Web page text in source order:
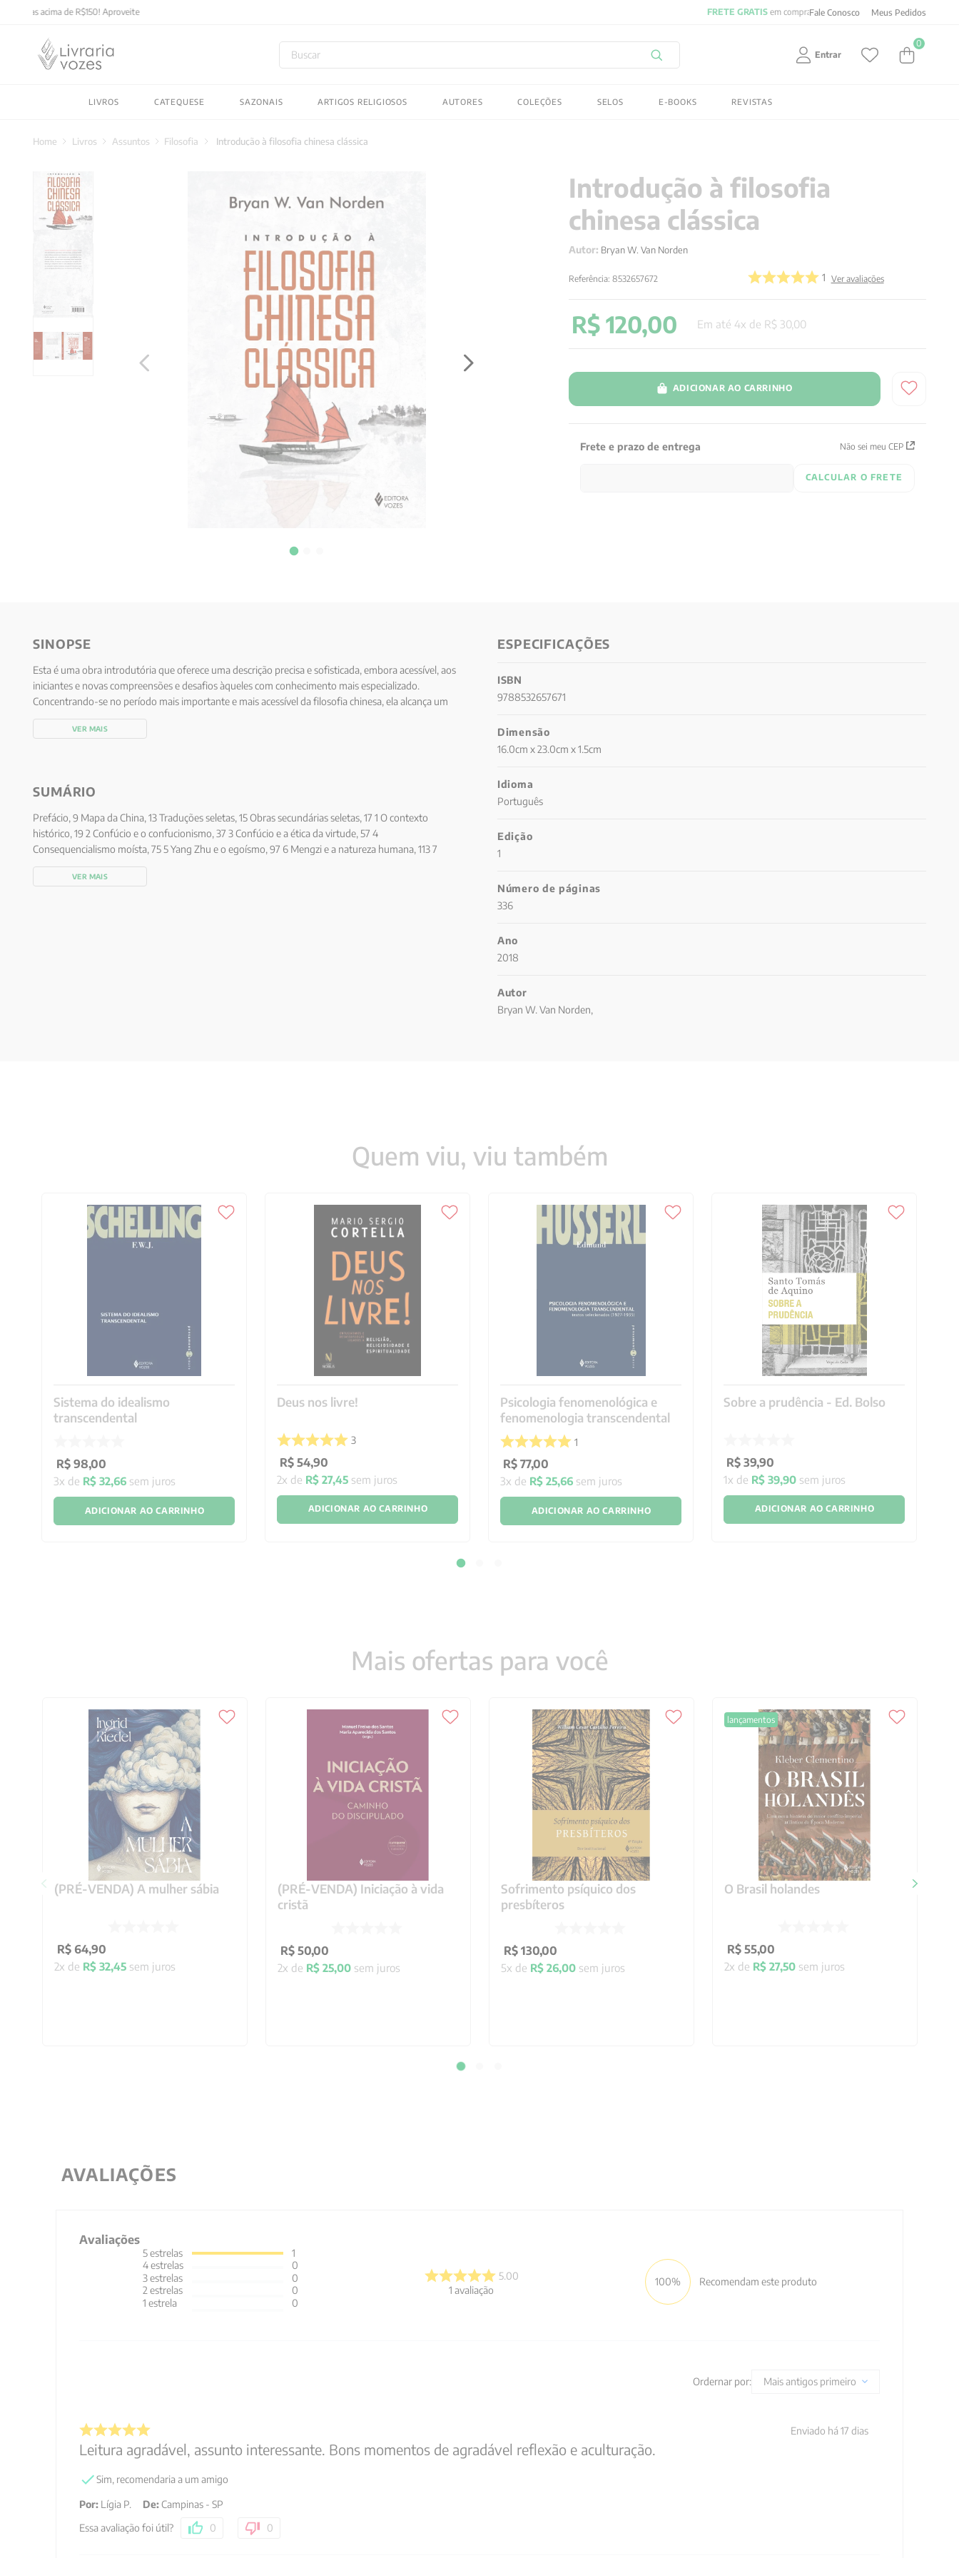
Fale Conosco Meus Pedidos
Buscar
Entrar
0
LIVROS CATEQUESE SAZONAIS ARTIGOS RELIGIOSOS AUTORES COLEÇÕES SELOS E-BOOKS REVISTAS
Livros Assuntos Filosofia Introdução à filosofia chinesa clássica
Introdução à filosofia
chinesa clássica
Autor: Bryan W. Van Norden
Referência:8532657672 1 Ver avaliações
R$ 120,00 Em até 4x de R$ 30,00
ADICIONAR AO CARRINHO
Frete e prazo de entrega Não sei meu CEP
CALCULAR O FRETE
SINOPSE
Esta é uma obra introdutória que oferece uma descrição precisa e sofisticada, embora acessível, aos
iniciantes e novas compreensões e desafios àqueles com conhecimento mais especializado.
Concentrando-se no período mais importante e mais acessível da filosofia chinesa, ela alcança um
conjunto rico de opções filosóficas que competem entre si. Com admirável autoconsciência,
apresenta também tentativas ousadas de relacionar essas opções às figuras filosóficas e aos
VER MAIS
SUMÁRIO
Prefácio, 9 Mapa da China, 13 Traduções seletas, 15 Obras secundárias seletas, 17 1 O contexto
histórico, 19 2 Confúcio e o confucionismo, 37 3 Confúcio e a ética da virtude, 57 4
Consequencialismo moísta, 75 5 Yang Zhu e o egoísmo, 97 6 Mengzi e a natureza humana, 113 7
Linguagem e paradoxo na “Escola dos nomes”, 135 8 O Daodejing e o misticismo, 157 9 O ceticismo
terapêutico e o relativismo de Zhuangzi, 179 10 O naturalismo confuciano de Xunzi, 203 11 Han Feizi,
VER MAIS
ESPECIFICAÇÕES
ISBN
9788532657671
Dimensão
16.0cm x 23.0cm x 1.5cm
Idioma
Português
Edição
1
Número de páginas
336
Ano
2018
Autor
Bryan W. Van Norden,
Quem viu, viu também
Sistema do idealismo
transcendental
R$ 98,00
3x de R$ 32,66 sem juros
ADICIONAR AO CARRINHO
Deus nos livre!
3
R$ 54,90
2x de R$ 27,45 sem juros
ADICIONAR AO CARRINHO
Psicologia fenomenológica e
fenomenologia transcendental
1
R$ 77,00
3x de R$ 25,66 sem juros
ADICIONAR AO CARRINHO
Sobre a prudência - Ed. Bolso
R$ 39,90
1x de R$ 39,90 sem juros
ADICIONAR AO CARRINHO
Mais ofertas para você
(PRÉ-VENDA) A mulher sábia
R$ 64,90
2x de R$ 32,45sem juros
(PRÉ-VENDA) Iniciação à vida
cristã
R$ 50,00
2x de R$ 25,00sem juros
Sofrimento psíquico dos
presbíteros
R$ 130,00
5x de R$ 26,00sem juros
lançamentos
O Brasil holandes
R$ 55,00
2x de R$ 27,50sem juros
AVALIAÇÕES
Avaliações
5estrelas
4estrelas
3estrelas
2 estrelas
1 estrela
1
0
0
0
0
5.00
1 avaliação
100% Recomendam este produto
Ordernar por: Mais antigos primeiro
Enviado há 17 dias
Leitura agradável, assunto interessante. Bons momentos de agradável reflexão e aculturação.
Sim, recomendaria a um amigo
Por: Lígia P. De:Campinas - SP
Essa avaliação foi útil?
0 0
2027
pré venda
biblia